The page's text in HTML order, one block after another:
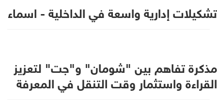
تشكيلات إدارية واسعة في الداخلية - اسماء
مذكرة تفاهم بين "شومان" و"جت" لتعزيز
القراءة واستثمار وقت التنقل في المعرفة